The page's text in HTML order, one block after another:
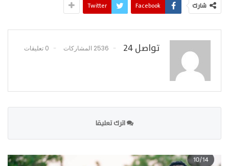
شارك Facebook
Twitter
تواصل 24 2536 المشاركات 0 تعليقات
اترك تعليقا